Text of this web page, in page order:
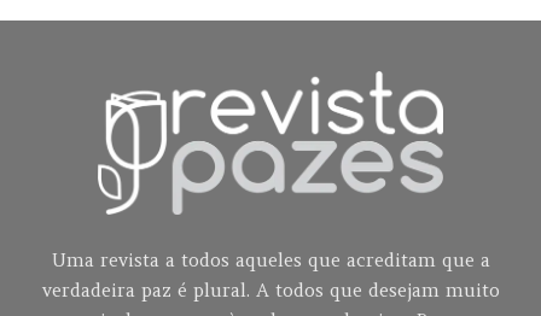
Uma revista a todos aqueles que acreditam que a
verdadeira paz é plural. A todos que desejam muito